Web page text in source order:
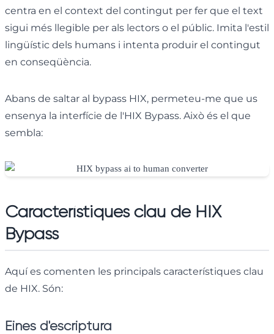
centra en el context del contingut per fer que el text
sigui més llegible per als lectors o el públic. Imita l'estil
lingüístic dels humans i intenta produir el contingut
en conseqüència.
Abans de saltar al bypass HIX, permeteu-me que us
ensenya la interfície de l'HIX Bypass. Això és el que
sembla:
Característiques clau de HIX
Bypass
Aquí es comenten les principals característiques clau
de HIX. Són:
Eines d'escriptura